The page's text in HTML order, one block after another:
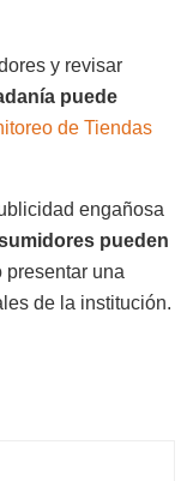
y revisar
puede
de Tiendas
engañosa
pueden
presentar una
de la institución.